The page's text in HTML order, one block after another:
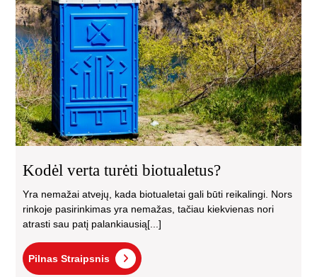
Kodėl verta turėti biotualetus?
Yra nemažai atvejų, kada biotualetai gali būti reikalingi. Nors
rinkoje pasirinkimas yra nemažas, tačiau kiekvienas nori
atrasti sau patį palankiausią[...]
Pilnas Straipsnis
Pilnas
Straipsnis